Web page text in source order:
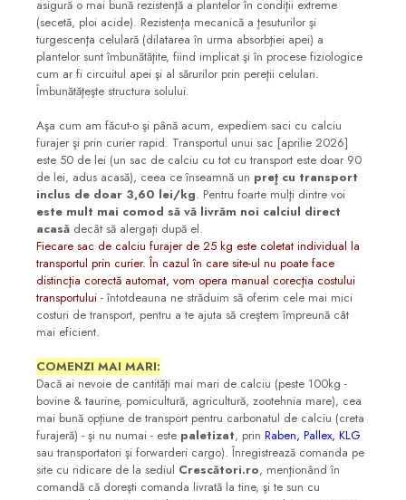
asigură o mai bună rezistenţă a plantelor în condiţii extreme
(secetă, ploi acide). Rezistenţa mecanică a ţesuturilor şi
turgescenţa celulară (dilatarea în urma absorbţiei apei) a
plantelor sunt îmbunătăţite, fiind implicat şi în procese fiziologice
cum ar fi circuitul apei şi al sărurilor prin pereţii celulari.
Îmbunătăţeşte structura solului.
Aşa cum am făcut-o şi până acum, expediem saci cu calciu
furajer şi prin curier rapid. Transportul unui sac [aprilie 2026]
este 50 de lei (un sac de calciu cu tot cu transport este doar 90
de lei, adus acasă), ceea ce înseamnă un preţ cu transport
inclus de doar 3,60 lei/kg. Pentru foarte mulţi dintre voi
este mult mai comod să vă livrăm noi calciul direct
acasă decât să alergaţi după el.
Fiecare sac de calciu furajer de 25 kg este coletat individual la
transportul prin curier. În cazul în care site-ul nu poate face
distincţia corectă automat, vom opera manual corecţia costului
transportului - întotdeauna ne străduim să oferim cele mai mici
costuri de transport, pentru a te ajuta să creştem împreună cât
mai eficient.
COMENZI MAI MARI:
Dacă ai nevoie de cantităţi mai mari de calciu (peste 100kg -
bovine & taurine, pomicultură, agricultură, zootehnia mare), cea
mai bună opţiune de transport pentru carbonatul de calciu (creta
furajeră) - şi nu numai - este paletizat, prin Raben, Pallex, KLG
sau transportatori şi forwarderi cargo). Înregistrează comanda pe
site cu ridicare de la sediul Crescători.ro, menţionând în
comandă că doreşti comanda livrată la tine, şi te sun cu